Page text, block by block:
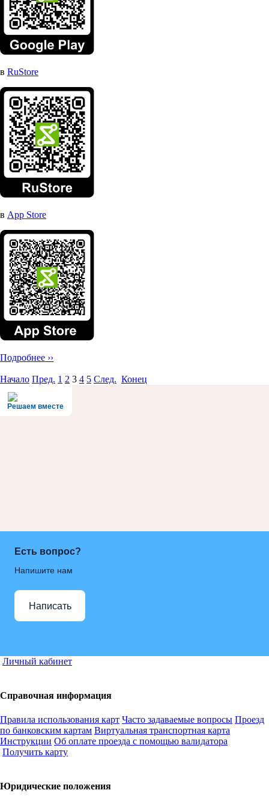
в RuStore
в App Store
Подробнее ››
Начало Пред. 1 2 3 4 5 След. Конец
Решаем вместе
Есть вопрос?
Напишите нам
Написать
Личный кабинет
Справочная информация
Правила использования карт Часто задаваемые вопросы Проезд
по банковским картам Виртуальная транспортная карта
Инструкции Об оплате проезда с помощью валидатора
Получить карту
Юридические положения